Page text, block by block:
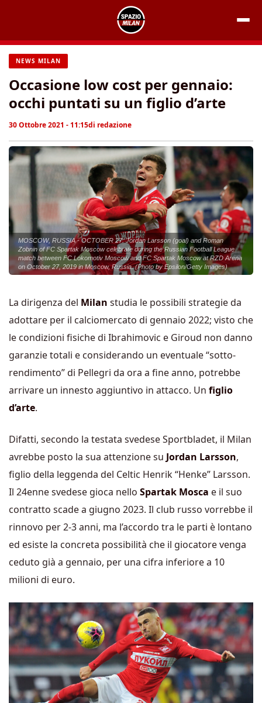
contenuto
NEWS MILAN
Occasione low cost per gennaio:
occhi puntati su un figlio d’arte
30 Ottobre 2021 - 11:15di redazione
MOSCOW, RUSSIA - OCTOBER 27: Jordan Larsson (goal) and Roman
Zobnin of FC Spartak Moscow celebrate during the Russian Football League
match between FC Lokomotiv Moscow and FC Spartak Moscow at RZD Arena
on October 27, 2019 in Moscow, Russia. (Photo by Epsilon/Getty Images)
La dirigenza del Milan studia le possibili strategie da
adottare per il calciomercato di gennaio 2022; visto che
le condizioni fisiche di Ibrahimovic e Giroud non danno
garanzie totali e considerando un eventuale “sotto-
rendimento” di Pellegri da ora a fine anno, potrebbe
arrivare un innesto aggiuntivo in attacco. Un figlio
d’arte.
Difatti, secondo la testata svedese Sportbladet, il Milan
avrebbe posto la sua attenzione su Jordan Larsson,
figlio della leggenda del Celtic Henrik “Henke” Larsson.
Il 24enne svedese gioca nello Spartak Mosca e il suo
contratto scade a giugno 2023. Il club russo vorrebbe il
rinnovo per 2-3 anni, ma l’accordo tra le parti è lontano
ed esiste la concreta possibilità che il giocatore venga
ceduto già a gennaio, per una cifra inferiore a 10
milioni di euro.